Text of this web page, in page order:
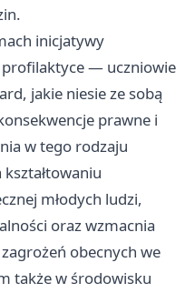
inicjatywy
profilaktyce — uczniowie
jakie niesie ze sobą
prawne i
w tego rodzaju
młodych ludzi,
oraz wzmacnia
obecnych we
także w środowisku